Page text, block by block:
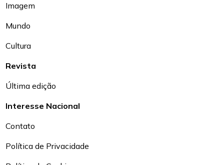
Imagem
Mundo
Cultura
Revista
Última edição
Interesse Nacional
Contato
Política de Privacidade